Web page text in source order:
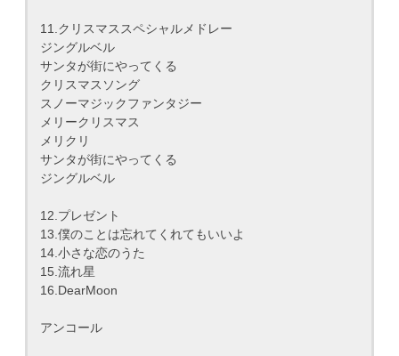
11.クリスマススペシャルメドレー
ジングルベル
サンタが街にやってくる
クリスマスソング
スノーマジックファンタジー
メリークリスマス
メリクリ
サンタが街にやってくる
ジングルベル
12.プレゼント
13.僕のことは忘れてくれてもいいよ
14.小さな恋のうた
15.流れ星
16.DearMoon
アンコール